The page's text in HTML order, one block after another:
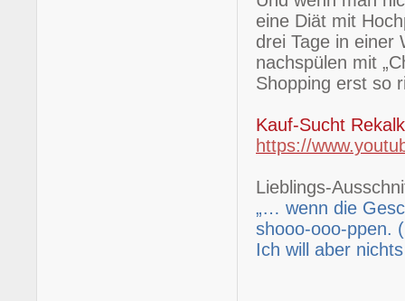
eine Diät mit
drei Tage in
nachspülen mit
Shopping erst so
Kauf-Sucht
https://
Lieblings-
„… wenn die
shooo-ooo-ppen.
Ich will aber